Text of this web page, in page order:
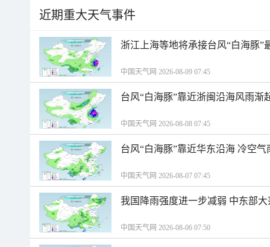
近期重大天气事件
浙江上海等地将承接台风“白海豚”
中国天气网 2026-08-09 07:45
台风“白海豚”靠近浙闽沿海风雨渐
中国天气网 2026-08-08 07:45
台风“白海豚”靠近华东沿海 冷空
中国天气网 2026-08-07 07:45
我国降雨强度进一步减弱 中东部
中国天气网 2026-08-06 07:50